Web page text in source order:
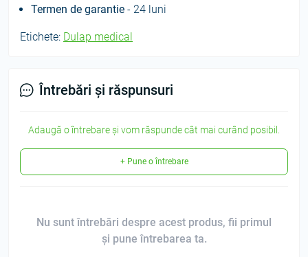
Termen de garantie - 24 luni
Etichete: Dulap medical
Întrebări și răspunsuri
Adaugă o întrebare și vom răspunde cât mai curând posibil.
+ Pune o întrebare
Nu sunt întrebări despre acest produs, fii primul
și pune întrebarea ta.